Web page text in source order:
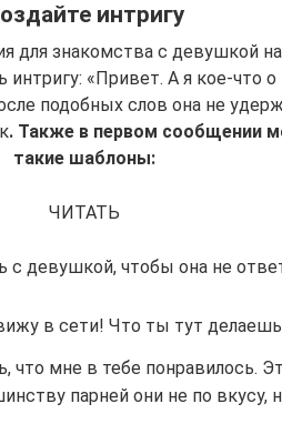
интригу
для знакомства с девушкой
интригу: «Привет. А я кое-что
подобных слов она не
. Также в первом сообщении
такие шаблоны:
ЧИТАТЬ
с девушкой, чтобы она не
в сети! Что ты тут
что мне в тебе понравилось.
парней они не по вкусу,